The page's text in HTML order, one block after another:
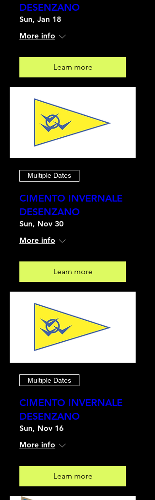
DESENZANO
Sun, Jan 18
More info
Learn more
Multiple Dates
CIMENTO INVERNALE
DESENZANO
Sun, Nov 30
More info
Learn more
Multiple Dates
CIMENTO INVERNALE
DESENZANO
Sun, Nov 16
More info
Learn more